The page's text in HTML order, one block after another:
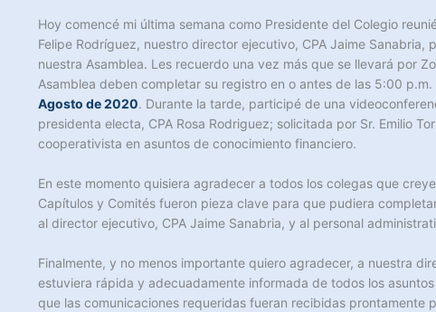
Hoy comencé mi última semana como Presidente del Colegio
Felipe Rodríguez, nuestro director ejecutivo, CPA Jaime
nuestra Asamblea. Les recuerdo una vez más que se llevará por
Asamblea deben completar su registro en o antes de las 5:00
Agosto de 2020. Durante la tarde, participé de una
presidenta electa, CPA Rosa Rodriguez; solicitada por Sr. Emilio
cooperativista en asuntos de conocimiento financiero.
En este momento quisiera agradecer a todos los colegas que
Capítulos y Comités fueron pieza clave para que pudiera
al director ejecutivo, CPA Jaime Sanabria, y al personal
Finalmente, y no menos importante quiero agradecer, a nuestra
estuviera rápida y adecuadamente informada de todos los
que las comunicaciones requeridas fueran recibidas prontamente